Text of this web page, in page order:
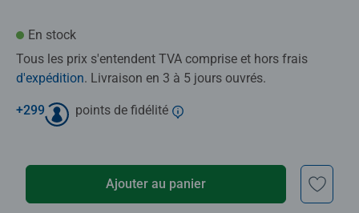
En stock
Tous les prix s'entendent TVA comprise et hors frais
d'expédition. Livraison en 3 à 5 jours ouvrés.
+299 points de fidélité
Ajouter au panier